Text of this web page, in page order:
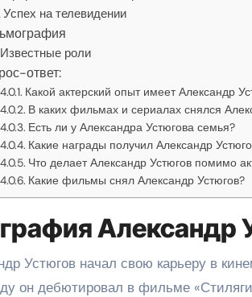
Успех на телевидении
Известные роли
ответ:
Какой актерский опыт имеет Александр
В каких фильмах и сериалах снялся
Есть ли у Александра Устюгова семья?
Какие награды получил Александр
Что делает Александр Устюгов помимо
Какие фильмы снял Александр Устюгов?
Александр
Устюгов начал свою карьеру в
он дебютировал в фильме